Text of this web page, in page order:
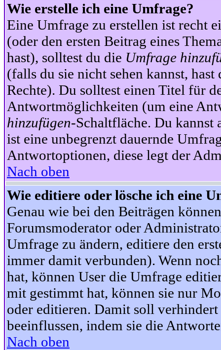
Wie erstelle ich eine Umfrage?
Eine Umfrage zu erstellen ist recht
(oder den ersten Beitrag eines
hast), solltest du die Umfrage
(falls du sie nicht sehen kannst,
Rechte). Du solltest einen Titel für
Antwortmöglichkeiten (um eine
hinzufügen-Schaltfläche. Du
ist eine unbegrenzt dauernde
Antwortoptionen, diese legt der
Nach oben
Wie editiere oder lösche ich eine
Genau wie bei den Beiträgen
Forumsmoderator oder
Umfrage zu ändern, editiere den
immer damit verbunden). Wenn
hat, können User die Umfrage
mit gestimmt hat, können sie nur
oder editieren. Damit soll
beeinflussen, indem sie die
Nach oben